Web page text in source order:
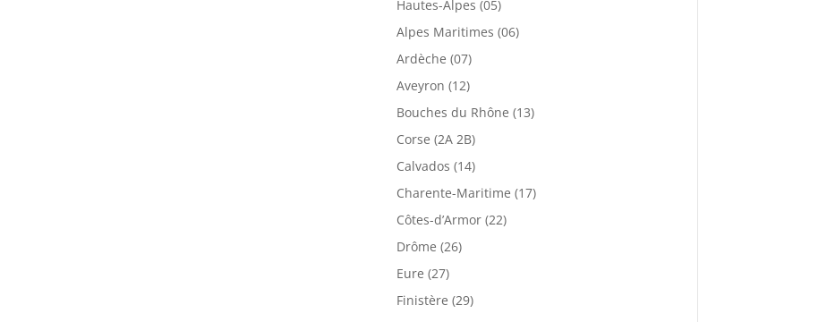
Hautes-Alpes (05)
Alpes Maritimes (06)
Ardèche (07)
Aveyron (12)
Bouches du Rhône (13)
Corse (2A 2B)
Calvados (14)
Charente-Maritime (17)
Côtes-d’Armor (22)
Drôme (26)
Eure (27)
Finistère (29)